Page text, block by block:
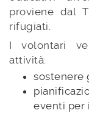
proviene dal
rifugiati.
I volontari
attività:
sostenere
eventi per